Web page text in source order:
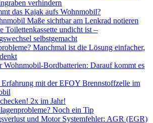
verhindern
das Kajak aufs Wohnmobil?
Maße sichtbar am Lenkrad notieren
Toilettenkassette undicht ist –
selbstgemacht
Manchmal ist die Lösung einfacher,
Wohnmobil-Bordbatterien: Darauf kommt es
Erfahrung mit der EFOY Brennstoffzelle im
2x im Jahr!
Noch ein Tip
und Motor Systemfehler: AGR (EGR)